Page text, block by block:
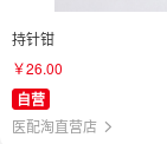
持针钳
￥26.00
自营
医配淘直营店